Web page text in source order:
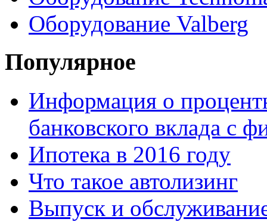
Оборудование Valberg
Популярное
Информация о
банковского вклада с
Ипотека в 2016 году
Что такое автолизинг
Выпуск и